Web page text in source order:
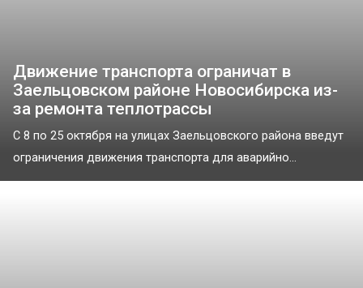
Движение транспорта ограничат в
Заельцовском районе Новосибирска из-
за ремонта теплотрассы
С 8 по 25 октября на улицах Заельцовского района введут
ограничения движения транспорта для аварийно...